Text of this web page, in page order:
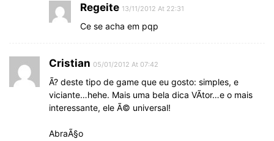
Regeite 13/11/2012 At 22:31
Ce se acha em pqp
Cristian 05/01/2012 At 07:42
Ã? deste tipo de game que eu gosto: simples, e
viciante…hehe. Mais uma bela dica VÃ­tor…e o mais
interessante, ele Ã© universal!
AbraÃ§o